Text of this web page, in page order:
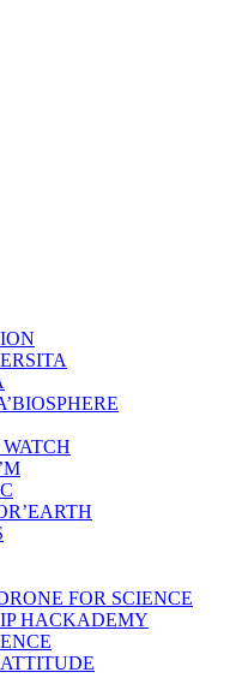
FOR SCIENCE
HACKADEMY